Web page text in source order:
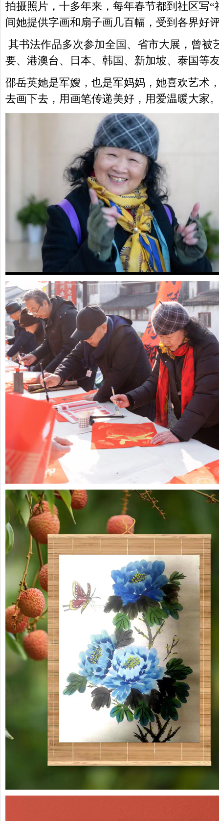
拍摄照片，十多年来，每年春节都到社区写
间她提供字画和扇子画几百幅，受到各界好
其书法作品多次参加全国、省市大展，曾被
要、港澳台、日本、韩国、新加坡、泰国等
邵岳英她是军嫂，也是军妈妈，她喜欢艺术
去画下去，用画笔传递美好，用爱温暖大家